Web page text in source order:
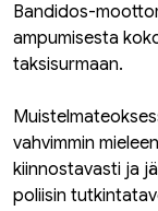
Bandidos-
ampumisesta
taksisurmaan.
vahvimmin
kiinnostavasti ja
poliisin